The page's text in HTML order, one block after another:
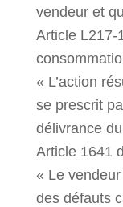
vendeur et
Article L217-
« L’action
se prescrit
délivrance
Article 1641
« Le
des défauts